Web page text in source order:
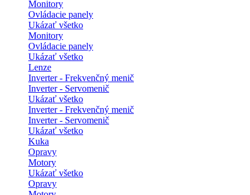
Monitory
Ovládacie panely
Ukázať všetko
Monitory
Ovládacie panely
Ukázať všetko
Lenze
Inverter - Frekvenčný menič
Inverter - Servomenič
Ukázať všetko
Inverter - Frekvenčný menič
Inverter - Servomenič
Ukázať všetko
Kuka
Opravy
Motory
Ukázať všetko
Opravy